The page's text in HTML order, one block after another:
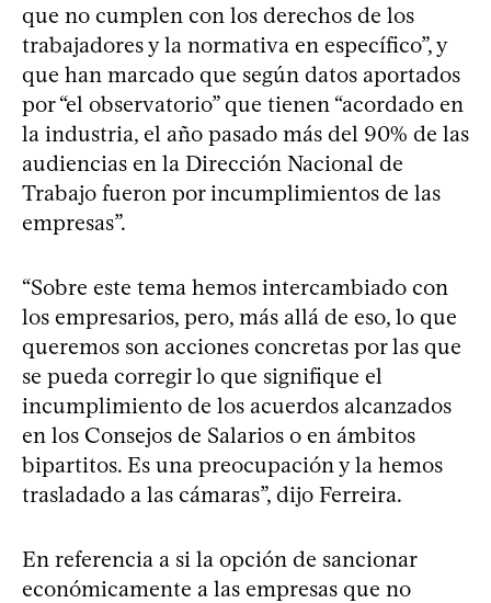
que no cumplen con los derechos de los
trabajadores y la normativa en específico”, y
que han marcado que según datos aportados
por “el observatorio” que tienen “acordado en
la industria, el año pasado más del 90% de las
audiencias en la Dirección Nacional de
Trabajo fueron por incumplimientos de las
empresas”.
“Sobre este tema hemos intercambiado con
los empresarios, pero, más allá de eso, lo que
queremos son acciones concretas por las que
se pueda corregir lo que signifique el
incumplimiento de los acuerdos alcanzados
en los Consejos de Salarios o en ámbitos
bipartitos. Es una preocupación y la hemos
trasladado a las cámaras”, dijo Ferreira.
En referencia a si la opción de sancionar
económicamente a las empresas que no